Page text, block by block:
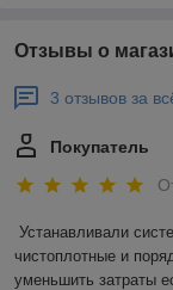
Отзывы о
3 отзывов за
Покупатель
Устанавливали
чистоплотные и
уменьшить затраты